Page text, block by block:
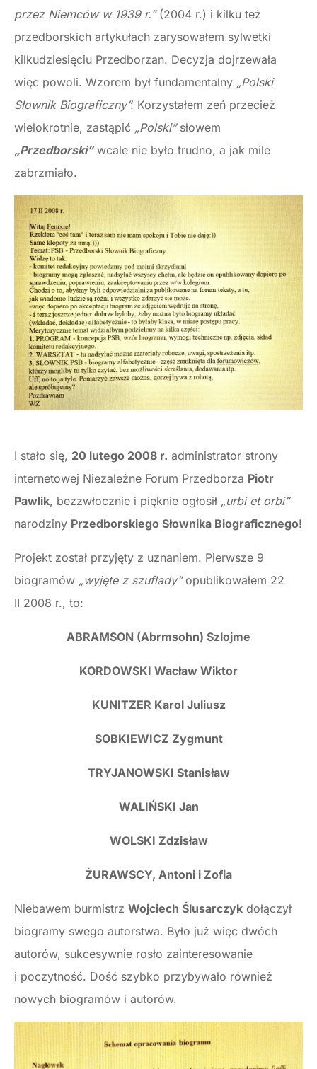
przez Niemców w 1939 r.”(2004 r.) i kilku też
przedborskich artykułach zarysowałem sylwetki
kilkudziesięciu Przedborzan. Decyzja dojrzewała
więc powoli. Wzorem był fundamentalny „Polski
Słownik Biograficzny”. Korzystałem zeń przecież
wielokrotnie, zastąpić „Polski”słowem
„Przedborski”wcale nie było trudno, a jak mile
zabrzmiało.
I stało się, 20 lutego 2008 r. administrator strony
internetowej Niezależne Forum Przedborza Piotr
Pawlik, bezzwłocznie i pięknie ogłosił „urbi et orbi”
narodziny Przedborskiego Słownika Biograficznego!
Projekt został przyjęty z uznaniem. Pierwsze 9
biogramów „wyjęte z szuflady”opublikowałem 22
II 2008 r., to:
ABRAMSON (Abrmsohn) Szlojme
KORDOWSKI Wacław Wiktor
KUNITZER Karol Juliusz
SOBKIEWICZ Zygmunt
TRYJANOWSKI Stanisław
WALIŃSKI Jan
WOLSKI Zdzisław
ŻURAWSCY, Antoni i Zofia
Niebawem burmistrz Wojciech Ślusarczyk dołączył
biogramy swego autorstwa. Było już więc dwóch
autorów, sukcesywnie rosło zainteresowanie
i poczytność. Dość szybko przybywało również
nowych biogramów i autorów.